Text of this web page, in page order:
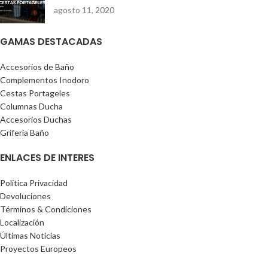
agosto 11, 2020
GAMAS DESTACADAS
Accesorios de Baño
Complementos Inodoro
Cestas Portageles
Columnas Ducha
Accesorios Duchas
Grifería Baño
ENLACES DE INTERES
Política Privacidad
Devoluciones
Términos & Condiciones
Localización
Últimas Noticias
Proyectos Europeos